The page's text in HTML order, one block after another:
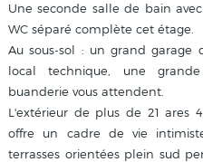
Une seconde salle de bain
WC séparé complète cet étage.
Au sous-sol : un grand garage
local technique, une
buanderie vous attendent.
L'extérieur de plus de 21 ares
offre un cadre de vie
terrasses orientées plein sud